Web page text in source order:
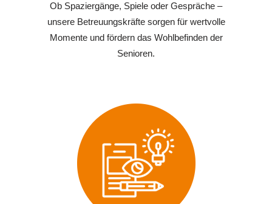
Ob Spaziergänge, Spiele oder Gespräche –
unsere Betreuungskräfte sorgen für wertvolle
Momente und fördern das Wohlbefinden der
Senioren.